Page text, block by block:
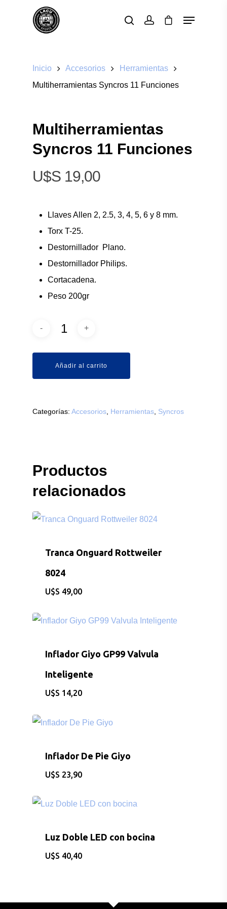
Inicio Accesorios
Herramientas
Multiherramientas Syncros 11 Funciones
Multiherramientas
Syncros 11 Funciones
$
19,00
Llaves Allen 2, 2.5, 3, 4, 5, 6 y 8 mm.
Torx T-25.
Destornillador Plano.
Destornillador Philips.
Cortacadena.
Peso 200gr
Añadir al carrito
Categorías: Accesorios Herramientas Syncros
Productos
relacionados
Tranca Onguard Rottweiler
8024
$ 49,00
Inflador Giyo GP99 Valvula
Inteligente
$ 14,20
Inflador De Pie Giyo
$ 23,90
Luz Doble LED con bocina
$ 40,40